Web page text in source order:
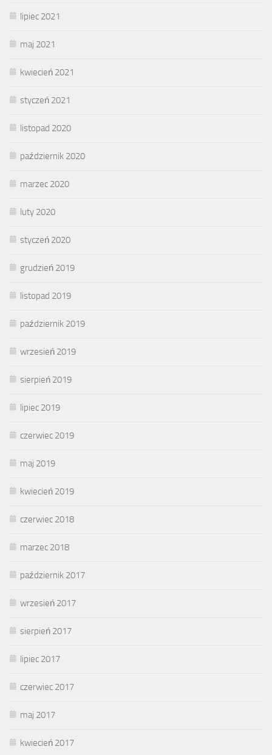
lipiec 2021
maj 2021
kwiecień 2021
styczeń 2021
listopad 2020
październik 2020
marzec 2020
luty 2020
styczeń 2020
grudzień 2019
listopad 2019
październik 2019
wrzesień 2019
sierpień 2019
lipiec 2019
czerwiec 2019
maj 2019
kwiecień 2019
czerwiec 2018
marzec 2018
październik 2017
wrzesień 2017
sierpień 2017
lipiec 2017
czerwiec 2017
maj 2017
kwiecień 2017